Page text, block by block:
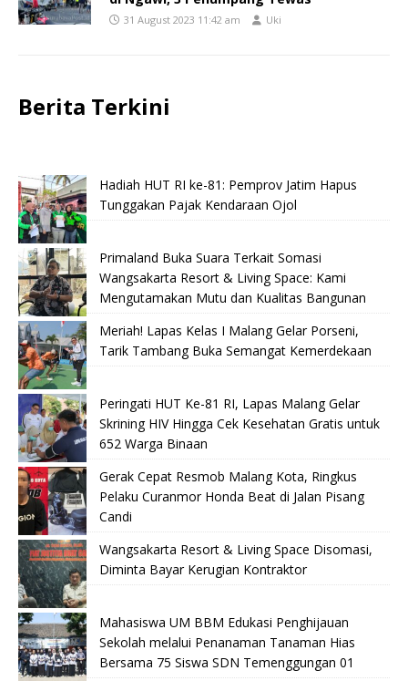
31 August 2023 11:42 am Uki
Berita Terkini
Hadiah HUT RI ke-81: Pemprov Jatim Hapus
Tunggakan Pajak Kendaraan Ojol
Primaland Buka Suara Terkait Somasi
Wangsakarta Resort & Living Space: Kami
Mengutamakan Mutu dan Kualitas Bangunan
Meriah! Lapas Kelas I Malang Gelar Porseni,
Tarik Tambang Buka Semangat Kemerdekaan
Peringati HUT Ke-81 RI, Lapas Malang Gelar
Skrining HIV Hingga Cek Kesehatan Gratis untuk
652 Warga Binaan
Gerak Cepat Resmob Malang Kota, Ringkus
Pelaku Curanmor Honda Beat di Jalan Pisang
Candi
Wangsakarta Resort & Living Space Disomasi,
Diminta Bayar Kerugian Kontraktor
Mahasiswa UM BBM Edukasi Penghijauan
Sekolah melalui Penanaman Tanaman Hias
Bersama 75 Siswa SDN Temenggungan 01